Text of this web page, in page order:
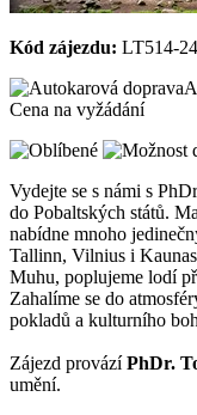
Kód zájezdu: LT514-24
Cena na vyžádání
Vydejte se s námi s
do Pobaltských států.
nabídne mnoho
Tallinn, Vilnius i
Muhu, poplujeme lodí
Zahalíme se do
pokladů a kulturního
Zájezd provázíPhDr.
umění.